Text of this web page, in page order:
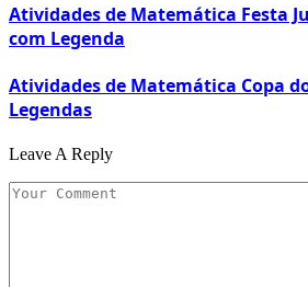
Atividades de Matemática Festa
com Legenda
Atividades de Matemática Copa
Legendas
Leave A Reply